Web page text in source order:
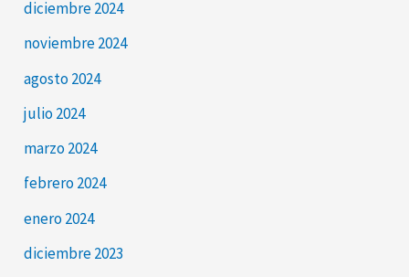
diciembre 2024
noviembre 2024
agosto 2024
julio 2024
marzo 2024
febrero 2024
enero 2024
diciembre 2023